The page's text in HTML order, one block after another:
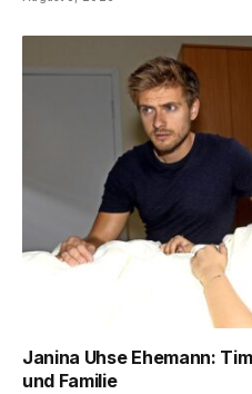
Janina Uhse Ehemann:
und Familie